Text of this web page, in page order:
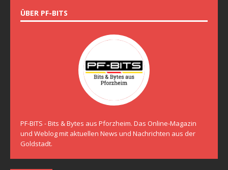
ÜBER PF-BITS
PF-BITS - Bits & Bytes aus Pforzheim. Das Online-Magazin
und Weblog mit aktuellen News und Nachrichten aus der
Goldstadt.